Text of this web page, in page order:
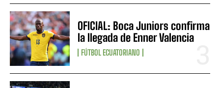
OFICIAL: Boca Juniors confirma
la llegada de Enner Valencia
FÚTBOL ECUATORIANO